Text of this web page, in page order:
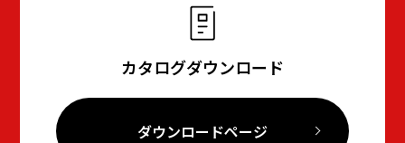
カタログダウンロード
ダウンロードページ